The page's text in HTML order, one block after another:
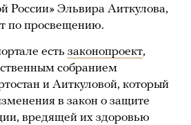
России» Эльвира Аиткулова,
по просвещению.
есть законопроект,
собранием
и Аиткуловой, который
в закон о защите
вредящей их здоровью